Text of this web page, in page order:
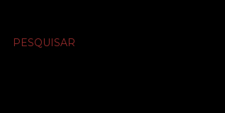
PESQUISAR